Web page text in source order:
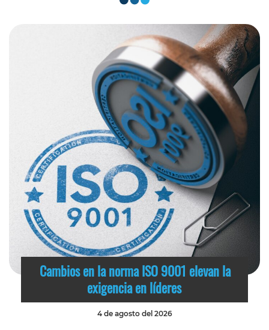
Cambios en la norma ISO 9001 elevan la
exigencia en líderes
4 de agosto del 2026